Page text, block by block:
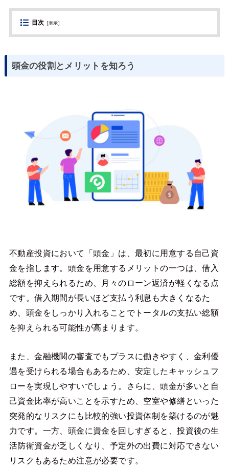
目次 [表示]
頭金の役割とメリットを知ろう
不動産投資において「頭金」は、最初に用意する自己資
金を指します。頭金を用意するメリットの一つは、借入
総額を抑えられるため、月々のローン返済が軽くなる点
です。借入期間が長いほど支払う利息も大きくなるた
め、頭金をしっかり入れることでトータルの支払い総額
を抑えられる可能性が高まります。
また、金融機関の審査でもプラスに働きやすく、金利優
遇を受けられる場合もあるため、安定したキャッシュフ
ローを実現しやすいでしょう。さらに、頭金が多いと自
己資金比率が高いことを示すため、空室や修繕といった
突発的なリスクにも比較的強い投資体制を築けるのが魅
力です。一方、頭金に資金を回しすぎると、投資後の生
活防衛資金が乏しくなり、予定外の出費に対応できない
リスクもあるため注意が必要です。